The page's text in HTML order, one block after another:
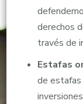
derechos
través de
Estafas
de estafas